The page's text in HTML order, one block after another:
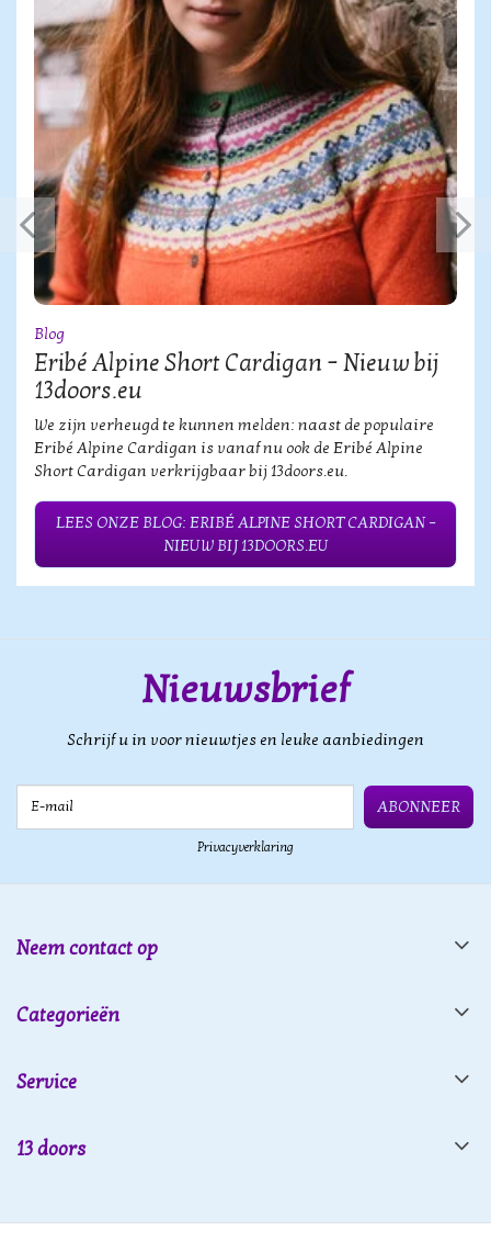
Blog
Eribé Alpine Short Cardigan – Nieuw bij
13doors.eu
We zijn verheugd te kunnen melden: naast de populaire
Eribé Alpine Cardigan is vanaf nu ook de Eribé Alpine
Short Cardigan verkrijgbaar bij 13doors.eu.
LEES ONZE BLOG: ERIBÉ ALPINE SHORT CARDIGAN –
NIEUW BIJ 13DOORS.EU
Nieuwsbrief
Schrijf u in voor nieuwtjes en leuke aanbiedingen
ABONNEER
Privacyverklaring
Neem contact op
Categorieën
Service
13 doors